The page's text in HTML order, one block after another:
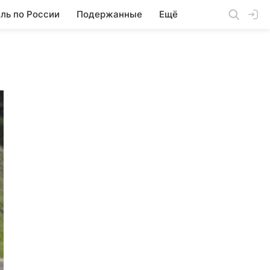
по России Подержанные Ещё